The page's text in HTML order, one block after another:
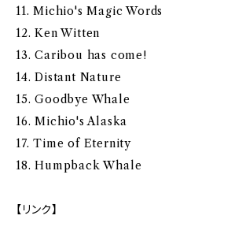
11. Michio's Magic Words
12. Ken Witten
13. Caribou has come!
14. Distant Nature
15. Goodbye Whale
16. Michio's Alaska
17. Time of Eternity
18. Humpback Whale
【リンク】